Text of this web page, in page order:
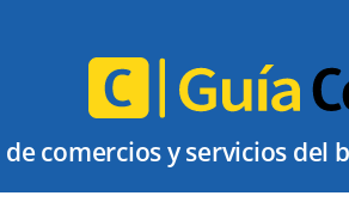
de comercios y servicios del